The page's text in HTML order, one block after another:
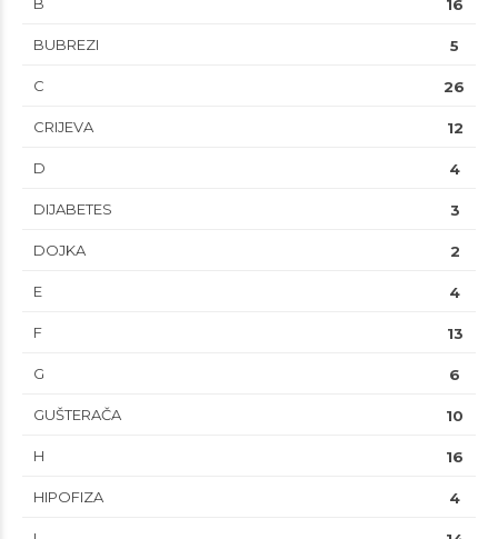
16
BUBREZI 5
C 26
CRIJEVA 12
D 4
DIJABETES 3
DOJKA 2
E 4
F 13
G 6
GUŠTERAČA 10
H 16
HIPOFIZA 4